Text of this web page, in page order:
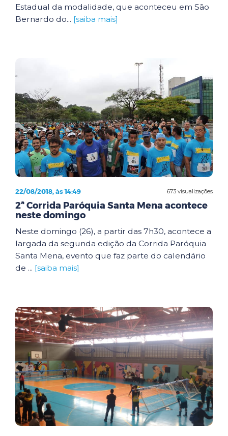
Estadual da modalidade, que aconteceu em São
Bernardo do... [saiba mais]
673 visualizações
22/08/2018, às 14:49
2ª Corrida Paróquia Santa Mena acontece
neste domingo
Neste domingo (26), a partir das 7h30, acontece a
largada da segunda edição da Corrida Paróquia
Santa Mena, evento que faz parte do calendário
de ... [saiba mais]